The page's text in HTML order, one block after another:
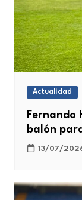
Actualidad
Fernando
balón
13/07/